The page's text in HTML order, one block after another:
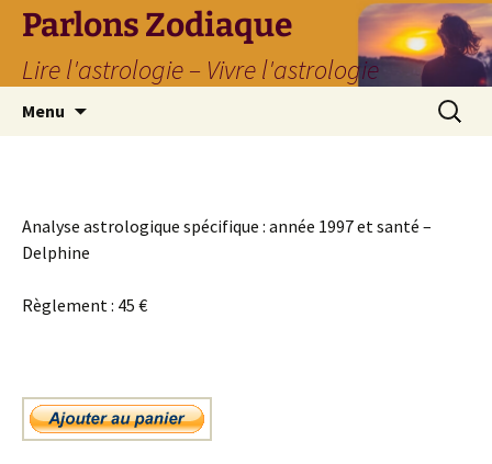
Parlons Zodiaque
Lire l'astrologie – Vivre l'astrologie
Menu
Analyse astrologique spécifique : année 1997 et santé –
Delphine
Règlement : 45 €